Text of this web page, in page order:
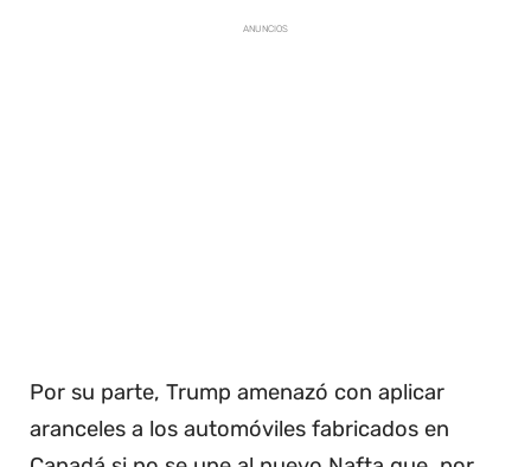
ANUNCIOS
Por su parte, Trump amenazó con aplicar
aranceles a los automóviles fabricados en